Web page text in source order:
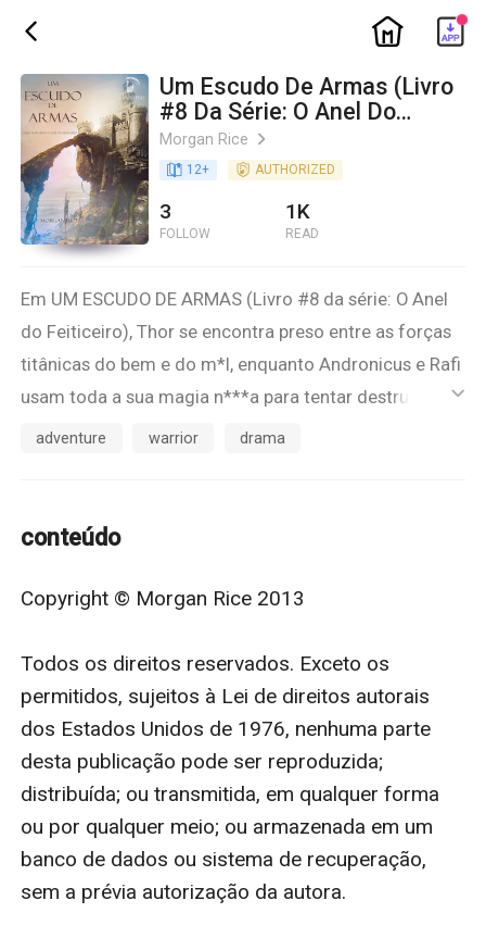
ic_back ic_home
Um Escudo De Armas (Livro
#8 Da Série: O Anel Do
Feiticeiro)
Morgan Rice ic_arrow_right
book_age 12+ detail_authorized AUTHORIZED
3
FOLLOW
1K
READ
Em UM ESCUDO DE ARMAS (Livro #8 da série: O Anel
do Feiticeiro), Thor se encontra preso entre as forças
titânicas do bem e do m*l, enquanto Andronicus e Rafi
usam toda a sua magia n***a para tentar destruir a
identidade de Thor e assumir o controle de sua própria
desfazer-se de seu pai e libertar-se de suas correntes.
Gwendolyn, junto com Alistair, Steffen e Aberthol, se
busca para encontrar Argon e libertá-lo de sua
armadilha mágica. Ela o vê como a única esperança
para salvar Thor e o Anel, mas o Mundo Inferior é
vasto e traiçoeiro e até mesmo encontrar Argon pode
ser uma causa perdida.
Reece conduz os membros da Legião enquanto eles
embarcam em uma missão quase impossível: fazer o
que nunca foi feito antes: descer às profundezas do
ic_default
adventure warrior drama
conteúdo
Copyright © Morgan Rice 2013
Todos os direitos reservados. Exceto os
permitidos, sujeitos à Lei de direitos autorais
dos Estados Unidos de 1976, nenhuma parte
desta publicação pode ser reproduzida;
distribuída; ou transmitida, em qualquer forma
ou por qualquer meio; ou armazenada em um
banco de dados ou sistema de recuperação,
sem a prévia autorização da autora.